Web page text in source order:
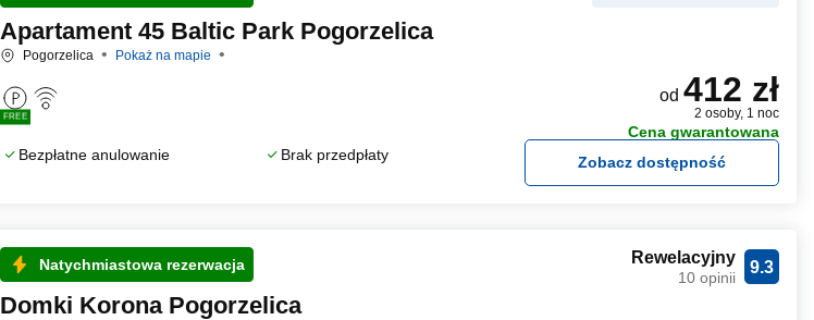
Apartament 45 Baltic Park Pogorzelica
Pogorzelica Pokaż na mapie
FREE
Bezpłatne anulowanie Brak przedpłaty
od 412 zł
2 osoby, 1 noc
Cena gwarantowana
Zobacz dostępność
Natychmiastowa rezerwacja
Domki Korona Pogorzelica
9.3
Rewelacyjny
10 opinii